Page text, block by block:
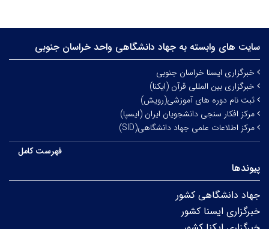
سایت های وابسته به جهاد دانشگاهی واحد خراسان جنوبی
خبرگزاری ایسنا خراسان جنوبی
خبرگزاری بین المللی قرآن (ایکنا)
ثبت نام دوره های آموزشی(رویش)
مرکز افکار سنجی دانشجویان ایران (ایسپا)
مرکز اطلاعات علمی جهاد دانشگاهی(SID)
فهرست کامل
پیوندها
جهاد دانشگاهی کشور
خبرگزاری ایسنا کشور